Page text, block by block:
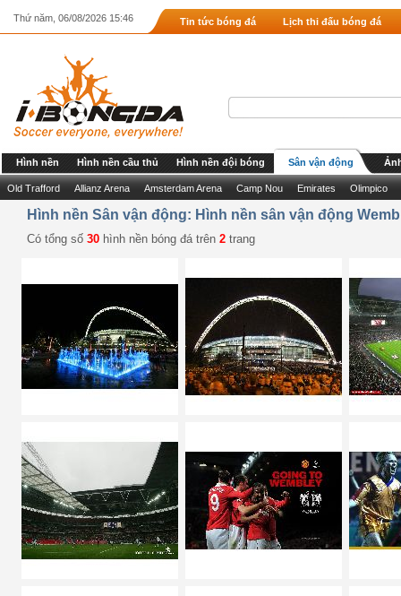
Thứ năm, 06/08/2026 15:46 Tin tức bóng đá Lịch thi đấu bóng đá
Hình nền Hình nền cầu thủ Hình nền đội bóng Sân vận động
Old Trafford Allianz Arena Amsterdam Arena Camp Nou Emirates Olimpico
Hình nền Sân vận động: Hình nền sân vận động
Có tổng số 30 hình nền bóng đá trên 2 trang